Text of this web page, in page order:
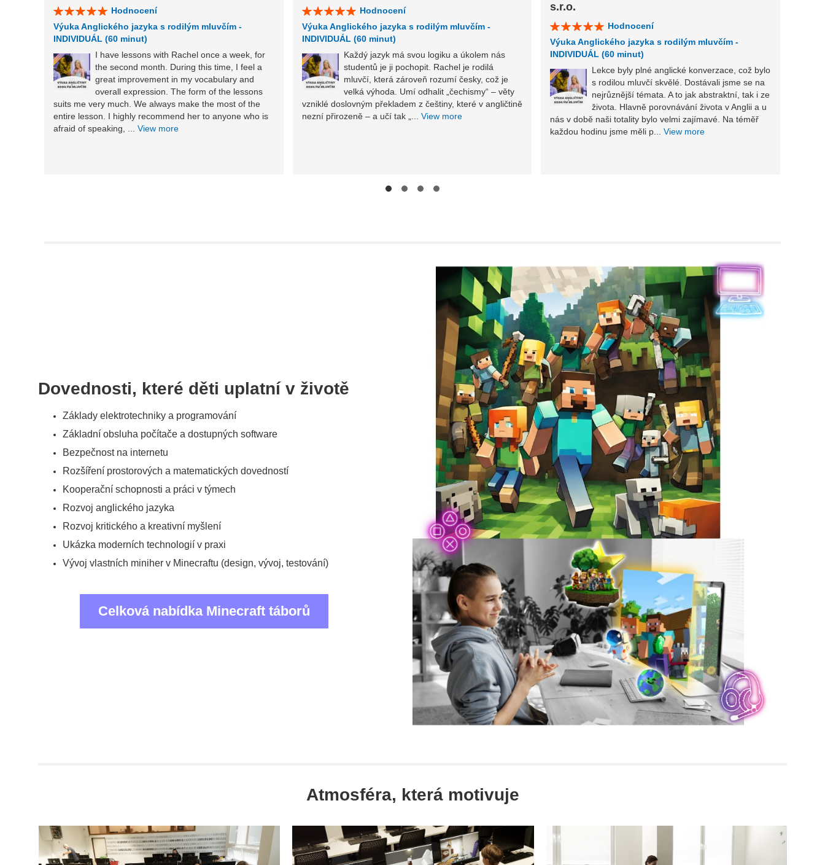
Hodnocení
Výuka Anglického jazyka s rodilým mluvčím -
INDIVIDUÁL (60 minut)
I have lessons with Rachel once a week, for
the second month. During this time, I feel a
great improvement in my vocabulary and
overall expression. The form of the lessons
suits me very much. We always make the most of the
entire lesson. I highly recommend her to anyone who is
afraid of speaking, ... View more
Hodnocení
Výuka Anglického jazyka s rodilým mluvčím -
INDIVIDUÁL (60 minut)
Každý jazyk má svou logiku a úkolem nás
studentů je ji pochopit. Rachel je rodilá
mluvčí, která zároveň rozumí česky, což je
velká výhoda. Umí odhalit „čechismy“ – věty
vzniklé doslovným překladem z češtiny, které v angličtině
nezní přirozeně – a učí tak „... View more
s.r.o.
Hodnocení
Výuka Anglického jazyka s rodilým mluvčím -
INDIVIDUÁL (60 minut)
Lekce byly plné anglické konverzace, což bylo
s rodilou mluvčí skvělé. Dostávali jsme se na
nejrůznější témata. A to jak abstraktní, tak i ze
života. Hlavně porovnávání života v Anglii a u
nás v době naši totality bylo velmi zajímavé. Na téměř
každou hodinu jsme měli p...View more
Dovednosti, které děti uplatní v životě
Základy elektrotechniky a programování
Základní obsluha počítače a dostupných software
Bezpečnost na internetu
Rozšíření prostorových a matematických dovedností
Kooperační schopnosti a práci v týmech
Rozvoj anglického jazyka
Rozvoj kritického a kreativní myšlení
Ukázka moderních technologií v praxi
Vývoj vlastních miniher v Minecraftu (design, vývoj, testování)
Celková nabídka Minecraft táborů
Atmosféra, která motivuje